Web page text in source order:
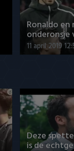
Ronaldo
onderonsje
11 april 2019
Deze
is de